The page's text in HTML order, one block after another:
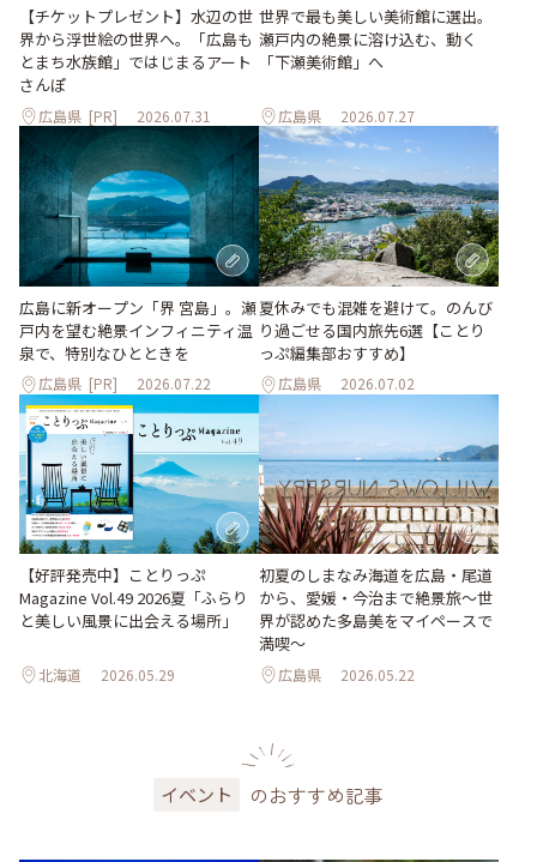
【チケットプレゼント】水辺の世
界から浮世絵の世界へ。「広島も
とまち水族館」ではじまるアート
さんぽ
広島県 [PR] 2026.07.31
世界で最も美しい美術館に選出。
瀬戸内の絶景に溶け込む、動く
「下瀬美術館」へ
広島県 2026.07.27
広島に新オープン「界 宮島」。瀬
戸内を望む絶景インフィニティ温
泉で、特別なひとときを
広島県 [PR] 2026.07.22
夏休みでも混雑を避けて。のんび
り過ごせる国内旅先6選【ことり
っぷ編集部おすすめ】
広島県 2026.07.02
【好評発売中】ことりっぷ
Magazine Vol.49 2026夏「ふらり
と美しい風景に出会える場所」
北海道 2026.05.29
初夏のしまなみ海道を広島・尾道
から、愛媛・今治まで絶景旅〜世
界が認めた多島美をマイペースで
満喫〜
広島県 2026.05.22
イベント のおすすめ記事